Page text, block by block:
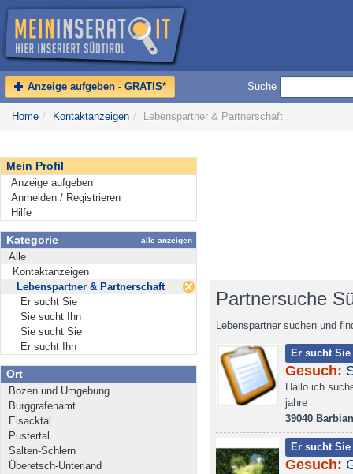
Anzeige aufgeben - GRATIS* Suche
Home / Kontaktanzeigen / Lebenspartner & Partnerschaft
Mein Profil
Anzeige aufgeben
Anmelden / Registrieren
Hilfe
Kategorie alle anzeigen
Alle
Kontaktanzeigen
Lebenspartner & Partnerschaft
Er sucht Sie
Sie sucht Ihn
Sie sucht Sie
Er sucht Ihn
Ort
Bozen und Umgebung
Burggrafenamt
Eisacktal
Pustertal
Salten-Schlern
Überetsch-Unterland
Partnersuche
Lebenspartner suchen und
Er sucht Sie
Gesuch:
Hallo ich
jahre
39040 Barbian
Er sucht Sie
Gesuch: